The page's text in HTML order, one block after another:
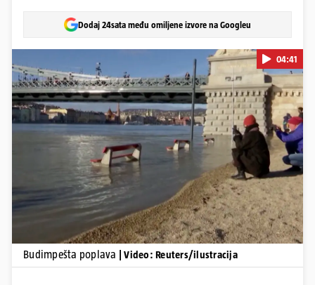
Dodaj 24sata među omiljene izvore na Googleu
Pokretanje videa...
04:41
Budimpešta poplava | Video: Reuters/ilustracija